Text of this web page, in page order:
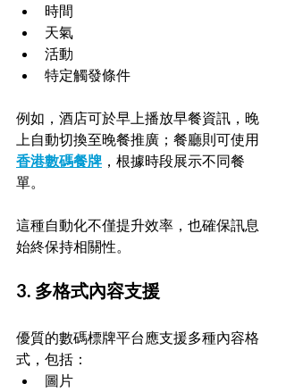
時間
天氣
活動
特定觸發條件
例如，酒店可於早上播放早餐資訊，晚
上自動切換至晚餐推廣；餐廳則可使用
香港數碼餐牌 ，根據時段展示不同餐
單。
這種自動化不僅提升效率，也確保訊息
始終保持相關性。
3. 多格式內容支援
優質的數碼標牌平台應支援多種內容格
式，包括：
圖片